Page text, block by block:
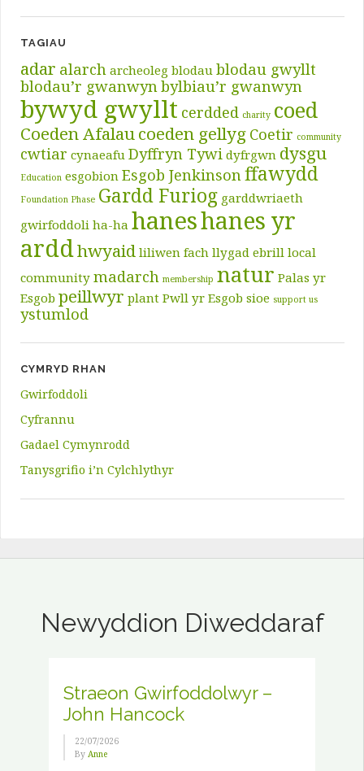
TAGIAU
adar alarch archeoleg blodau blodau gwyllt
blodau’r gwanwynbylbiau’r gwanwyn
bywyd gwyllt cerdded charity coed
Coeden Afalaucoeden gellyg Coetir community
cwtiar cynaeafu Dyffryn Tywi dyfrgwn dysgu
Education esgobion Esgob Jenkinsonffawydd
Foundation Phase Gardd Furiog garddwriaeth
gwirfoddoli ha-ha haneshanes yr
arddhwyaid liliwen fach llygad ebrill local
community madarch membership natur Palas yr
Esgob peillwyr plant Pwll yr Esgob sioe support us
ystumlod
CYMRYD RHAN
Gwirfoddoli
Cyfrannu
Gadael Cymynrodd
Tanysgrifio i’n Cylchlythyr
Newyddion Diweddaraf
Straeon Gwirfoddolwyr –
John Hancock
22/07/2026
By Anne